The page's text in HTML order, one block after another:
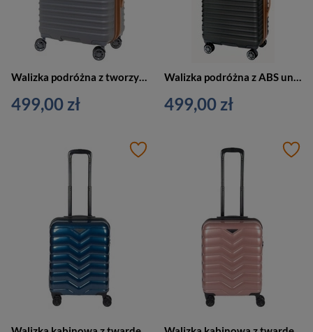
Walizka podróżna z tworzywa unisex Cavalet PASADENA M średnia srebrna
499,00 zł
Walizka podróżna z ABS unisex Cavalet PASADENA M średnia na 4 kółkach antracyt
499,00 zł